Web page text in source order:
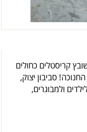
קריסטלים כחולים
סביבון יצוק,
ולמבוגרים,